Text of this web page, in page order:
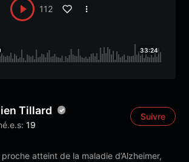
112
33:24
Tillard
19
Suivre
proche atteint de la maladie d’Alzheimer,